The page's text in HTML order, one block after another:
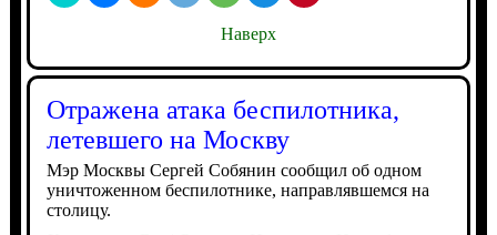
Наверх
Отражена атака беспилотника,
летевшего на Москву
Мэр Москвы Сергей Собянин сообщил об одном
уничтоженном беспилотнике, направлявшемся на
столицу.